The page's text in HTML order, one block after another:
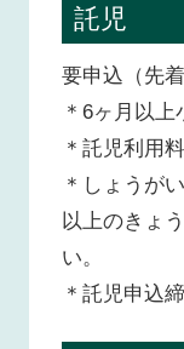
託児
要申込（先
＊6ヶ月以上
＊託児利用
＊しょうが
以上のきょ
い。
＊託児申込